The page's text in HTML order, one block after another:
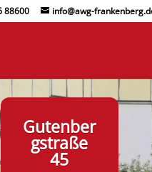
88600 info@awg-
Gutenber
gstraße
45